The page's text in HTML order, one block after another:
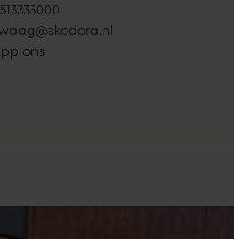
ons